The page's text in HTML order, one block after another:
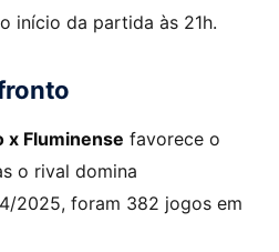
início da partida às 21h.
x Fluminense favorece o
o rival domina
2025, foram 382 jogos em